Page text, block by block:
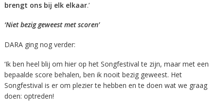
brengt ons bij elk elkaar.’
‘Niet bezig geweest met scoren’
DARA ging nog verder:
‘Ik ben heel blij om hier op het Songfestival te zijn, maar met een
bepaalde score behalen, ben ik nooit bezig geweest. Het
Songfestival is er om plezier te hebben en te doen wat we graag
doen: optreden!